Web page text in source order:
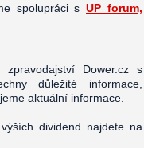
spolupráci sUP forum,
Dower.cz s
důležité informace,
aktuální informace.
dividend najdete na